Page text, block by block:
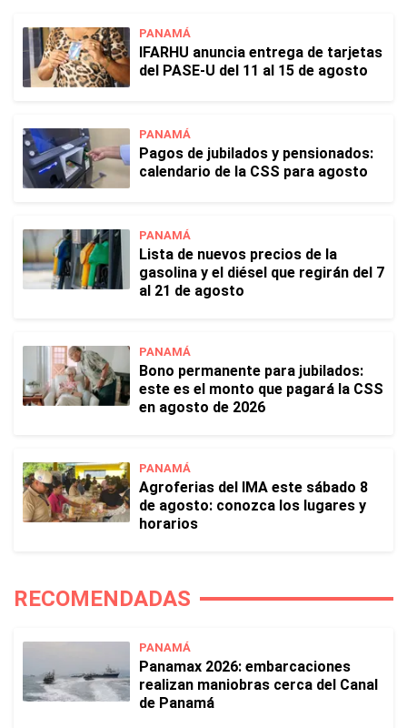
PANAMÁ
IFARHU anuncia entrega de tarjetas
del PASE-U del 11 al 15 de agosto
PANAMÁ
Pagos de jubilados y pensionados:
calendario de la CSS para agosto
PANAMÁ
Lista de nuevos precios de la
gasolina y el diésel que regirán del 7
al 21 de agosto
PANAMÁ
Bono permanente para jubilados:
este es el monto que pagará la CSS
en agosto de 2026
PANAMÁ
Agroferias del IMA este sábado 8
de agosto: conozca los lugares y
horarios
RECOMENDADAS
PANAMÁ
Panamax 2026: embarcaciones
realizan maniobras cerca del Canal
de Panamá